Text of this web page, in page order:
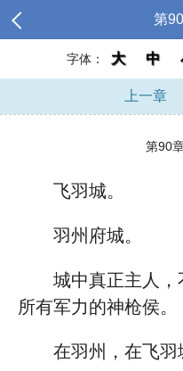
第
字体： 大 中
上一章
第90
飞羽城。
羽州府城。
城中真正主人，
所有军力的神枪侯。
在羽州，在飞羽